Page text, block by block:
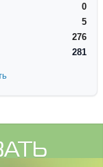
0
5
276
281